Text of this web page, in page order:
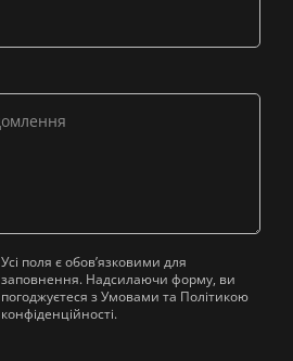
Усі поля є обов’язковими для
заповнення. Надсилаючи форму, ви
погоджуєтеся з Умовами та Політикою
конфіденційності.